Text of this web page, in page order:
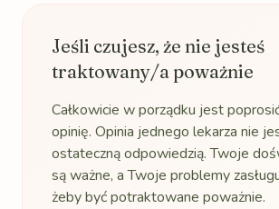
Jeśli czujesz, że nie jesteś
traktowany/a poważnie
Całkowicie w porządku jest
opinię. Opinia jednego lekarza nie
ostateczną odpowiedzią. Twoje
są ważne, a Twoje problemy
żeby być potraktowane poważnie.